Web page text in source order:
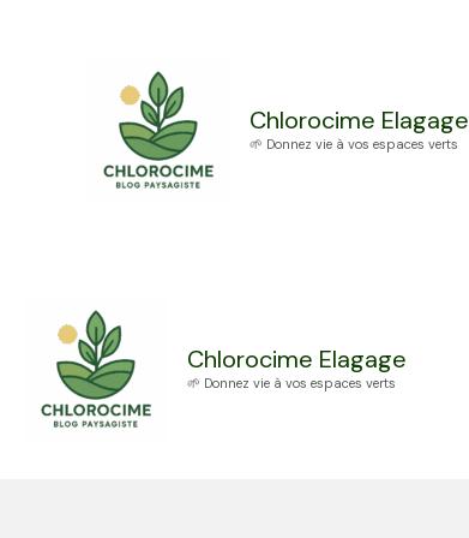
Chlorocime Elagage
🌱 Donnez vie à vos espaces verts
Chlorocime Elagage
🌱 Donnez vie à vos espaces verts